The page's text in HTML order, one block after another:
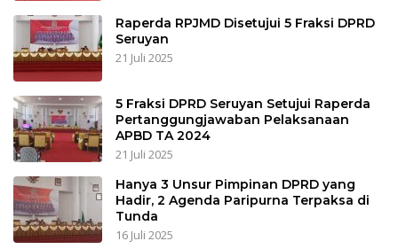
Raperda RPJMD Disetujui 5 Fraksi DPRD
Seruyan
21 Juli 2025
5 Fraksi DPRD Seruyan Setujui Raperda
Pertanggungjawaban Pelaksanaan
APBD TA 2024
21 Juli 2025
Hanya 3 Unsur Pimpinan DPRD yang
Hadir, 2 Agenda Paripurna Terpaksa di
Tunda
16 Juli 2025